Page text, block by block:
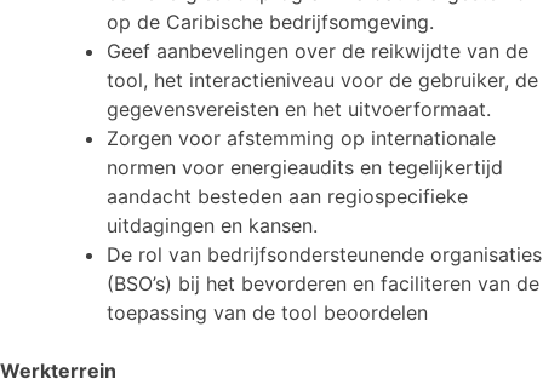
op de Caribische bedrijfsomgeving.
Geef aanbevelingen over de reikwijdte van de
tool, het interactieniveau voor de gebruiker, de
gegevensvereisten en het uitvoerformaat.
Zorgen voor afstemming op internationale
normen voor energieaudits en tegelijkertijd
aandacht besteden aan regiospecifieke
uitdagingen en kansen.
De rol van bedrijfsondersteunende organisaties
(BSO’s) bij het bevorderen en faciliteren van de
toepassing van de tool beoordelen
Werkterrein